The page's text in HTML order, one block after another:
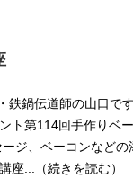
鉄鍋伝道師の山口で
ト第114回手作りベ
ジ、ベーコンなど
座...（続きを読む）